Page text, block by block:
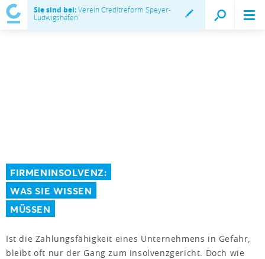
Sie sind bei:Verein Creditreform Speyer-
Ludwigshafen
FIRMENINSOLVENZ:
WAS SIE WISSEN
MÜSSEN
Ist die Zahlungsfähigkeit eines Unternehmens in Gefahr,
bleibt oft nur der Gang zum Insolvenzgericht. Doch wie